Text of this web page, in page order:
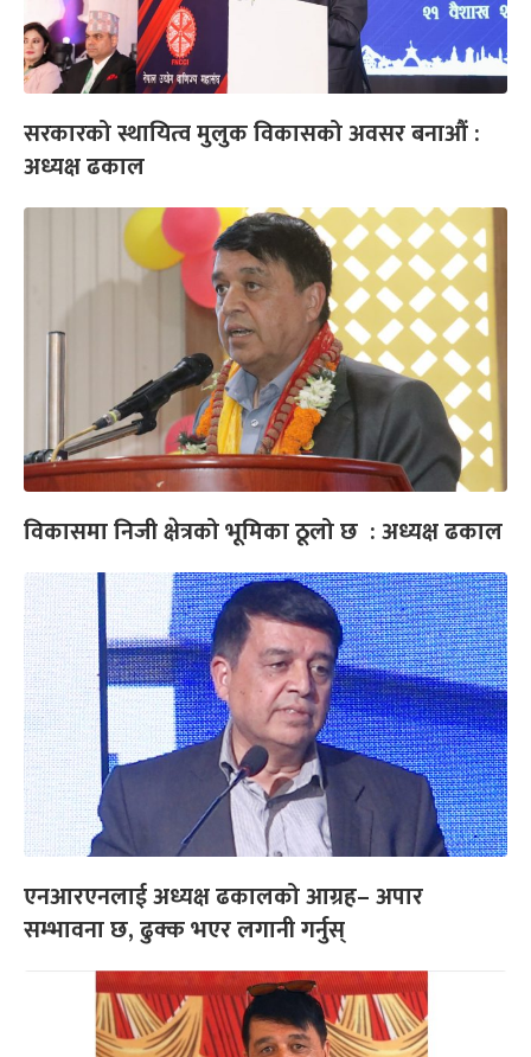
सरकारको स्थायित्व मुलुक विकासको अवसर बनाऔं :
अध्यक्ष ढकाल
विकासमा निजी क्षेत्रको भूमिका ठूलो छ : अध्यक्ष ढकाल
एनआरएनलाई अध्यक्ष ढकालको आग्रह– अपार
सम्भावना छ, ढुक्क भएर लगानी गर्नुस्